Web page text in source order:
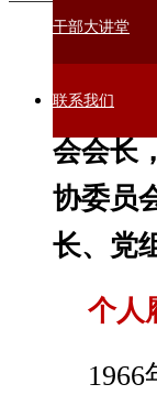
干部大讲堂
联系我们
李毅
长、党
会会长
协委员
长、党
个人